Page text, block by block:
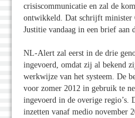
crisiscommunicatie en zal de
ontwikkeld. Dat schrijft minister
Justitie vandaag in een brief aan
NL-Alert zal eerst in de drie
ingevoerd, omdat zij al bekend
werkwijze van het systeem. De
voor zomer 2012 in gebruik te
ingevoerd in de overige regio’s.
inzetten vanaf medio november